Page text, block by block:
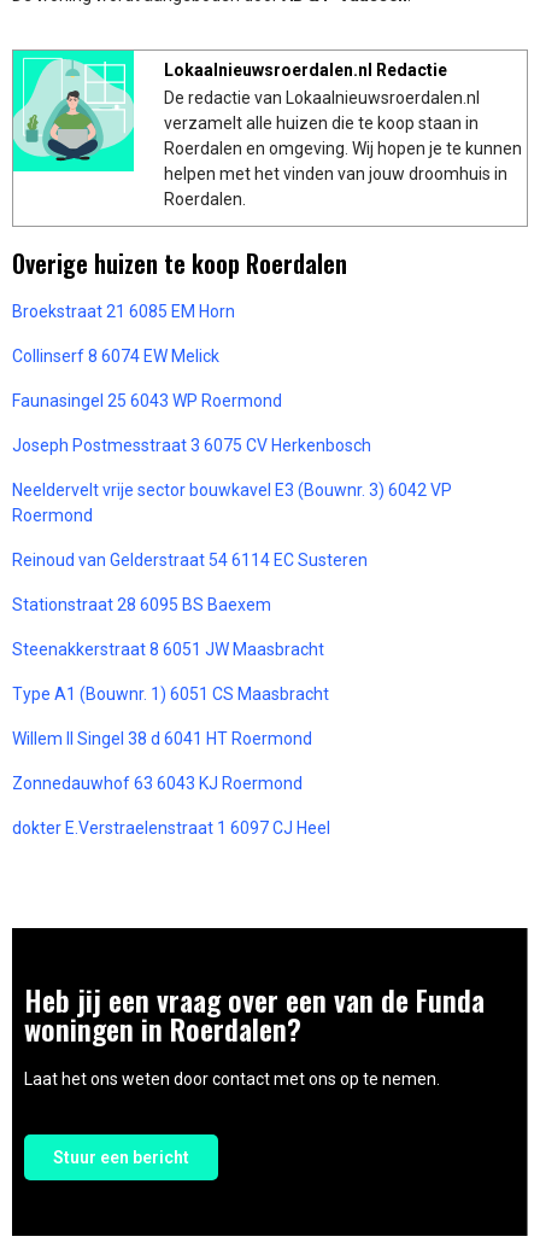
Lokaalnieuwsroerdalen.nl Redactie
De redactie van Lokaalnieuwsroerdalen.nl
verzamelt alle huizen die te koop staan in
Roerdalen en omgeving. Wij hopen je te kunnen
helpen met het vinden van jouw droomhuis in
Roerdalen.
Overige huizen te koop Roerdalen
Broekstraat 21 6085 EM Horn
Collinserf 8 6074 EW Melick
Faunasingel 25 6043 WP Roermond
Joseph Postmesstraat 3 6075 CV Herkenbosch
Neeldervelt vrije sector bouwkavel E3 (Bouwnr. 3) 6042 VP
Roermond
Reinoud van Gelderstraat 54 6114 EC Susteren
Stationstraat 28 6095 BS Baexem
Steenakkerstraat 8 6051 JW Maasbracht
Type A1 (Bouwnr. 1) 6051 CS Maasbracht
Willem II Singel 38 d 6041 HT Roermond
Zonnedauwhof 63 6043 KJ Roermond
dokter E.Verstraelenstraat 1 6097 CJ Heel
Heb jij een vraag over een van de Funda
woningen in Roerdalen?
Laat het ons weten door contact met ons op te nemen.
Stuur een bericht